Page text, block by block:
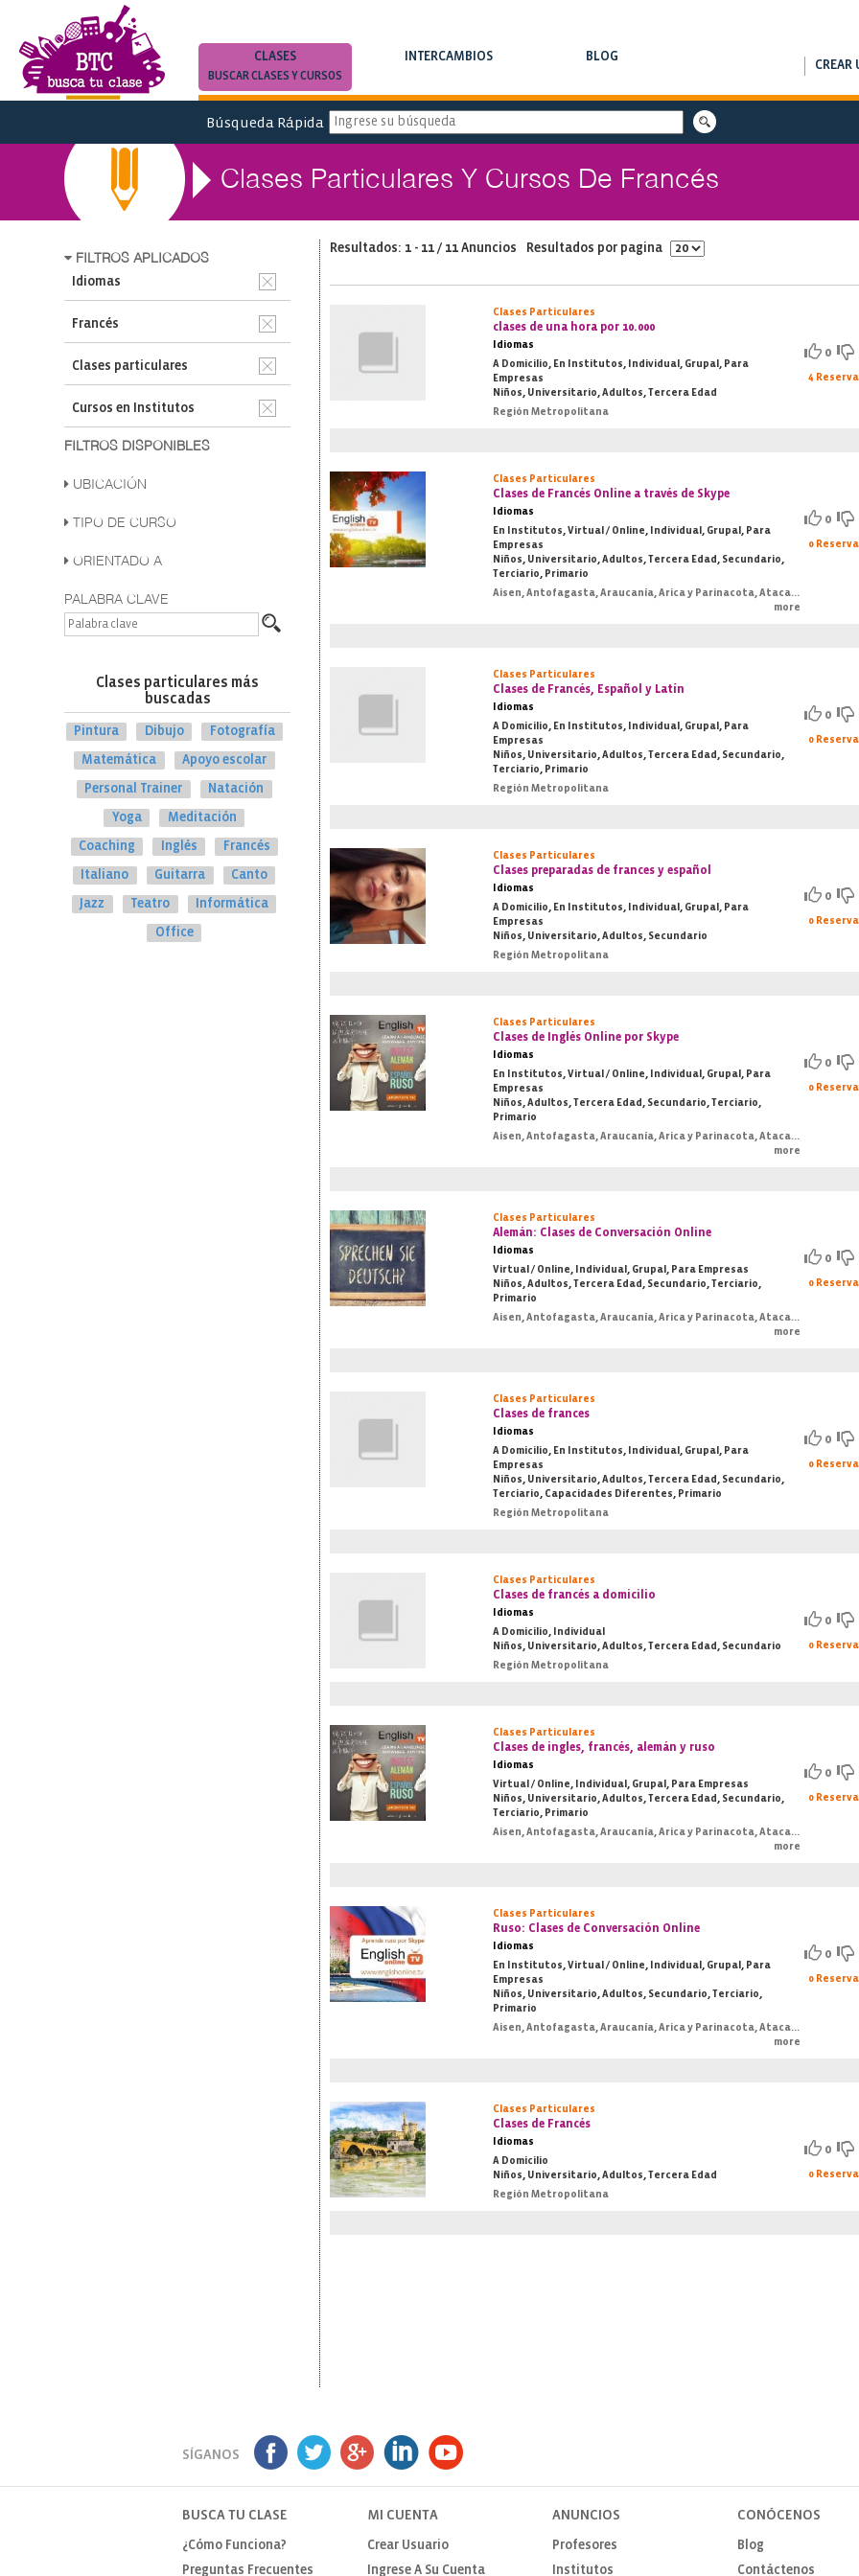
CLASES
BUSCAR CLASES Y CURSOS
INTERCAMBIOS BLOG
CREAR
Búsqueda Rápida
Clases Particulares Y Cursos De Francés
FILTROS APLICADOS
Idiomas
Francés
Clases particulares
Cursos en Institutos
FILTROS DISPONIBLES
UBICACIÓN
TIPO DE CURSO
ORIENTADO A
PALABRA CLAVE
Clases particulares más
buscadas
Pintura Dibujo Fotografía
Matemática Apoyo escolar
Personal Trainer Natación
Yoga Meditación
Coaching Inglés Francés
Italiano Guitarra Canto
Jazz Teatro Informática
Office
Resultados: 1 - 11 / 11 Anuncios Resultados por pagina
Clases Particulares
clases de una hora por 10.000
Idiomas
A Domicilio, En Institutos, Individual, Grupal, Para
Empresas
Niños, Universitario, Adultos, Tercera Edad
Región Metropolitana
0
4
Clases Particulares
Clases de Francés Online a través de Skype
Idiomas
En Institutos, Virtual / Online, Individual, Grupal, Para
Empresas
Niños, Universitario, Adultos, Tercera Edad, Secundario,
Terciario, Primario
Aisen, Antofagasta, Araucanía, Arica y Parinacota, Atacama, Bio-Bio, Coquimbo, O'Higgins, Los Lagos, Los Ríos, Magallanes, Maule, Región Metropolitana, Tarapacá, Valparaiso
more
0
0
Clases Particulares
Clases de Francés, Español y Latín
Idiomas
A Domicilio, En Institutos, Individual, Grupal, Para
Empresas
Niños, Universitario, Adultos, Tercera Edad, Secundario,
Terciario, Primario
Región Metropolitana
0
0
Clases Particulares
Clases preparadas de frances y español
Idiomas
A Domicilio, En Institutos, Individual, Grupal, Para
Empresas
Niños, Universitario, Adultos, Secundario
Región Metropolitana
0
0
Clases Particulares
Clases de Inglés Online por Skype
Idiomas
En Institutos, Virtual / Online, Individual, Grupal, Para
Empresas
Niños, Adultos, Tercera Edad, Secundario, Terciario,
Primario
Aisen, Antofagasta, Araucanía, Arica y Parinacota, Atacama, Bio-Bio, Coquimbo, O'Higgins, Los Lagos, Los Ríos, Magallanes, Maule, Región Metropolitana, Tarapacá, Valparaiso
more
0
0
Clases Particulares
Alemán: Clases de Conversación Online
Idiomas
Virtual / Online, Individual, Grupal, Para Empresas
Niños, Adultos, Tercera Edad, Secundario, Terciario,
Primario
Aisen, Antofagasta, Araucanía, Arica y Parinacota, Atacama, Bio-Bio, Coquimbo, O'Higgins, Los Lagos, Los Ríos, Magallanes, Maule, Región Metropolitana, Tarapacá, Valparaiso
more
0
0
Clases Particulares
Clases de frances
Idiomas
A Domicilio, En Institutos, Individual, Grupal, Para
Empresas
Niños, Universitario, Adultos, Tercera Edad, Secundario,
Terciario, Capacidades Diferentes, Primario
Región Metropolitana
0
0
Clases Particulares
Clases de francés a domicilio
Idiomas
A Domicilio, Individual
Niños, Universitario, Adultos, Tercera Edad, Secundario
Región Metropolitana
0
0
Clases Particulares
Clases de ingles, francés, alemán y ruso
Idiomas
Virtual / Online, Individual, Grupal, Para Empresas
Niños, Universitario, Adultos, Tercera Edad, Secundario,
Terciario, Primario
Aisen, Antofagasta, Araucanía, Arica y Parinacota, Atacama, Bio-Bio, Coquimbo, O'Higgins, Los Lagos, Los Ríos, Magallanes, Maule, Región Metropolitana, Tarapacá, Valparaiso
more
0
0
Clases Particulares
Ruso: Clases de Conversación Online
Idiomas
En Institutos, Virtual / Online, Individual, Grupal, Para
Empresas
Niños, Universitario, Adultos, Secundario, Terciario,
Primario
Aisen, Antofagasta, Araucanía, Arica y Parinacota, Atacama, Bio-Bio, Coquimbo, O'Higgins, Los Lagos, Los Ríos, Magallanes, Maule, Región Metropolitana, Tarapacá, Valparaiso
more
0
0
Clases Particulares
Clases de Francés
Idiomas
A Domicilio
Niños, Universitario, Adultos, Tercera Edad
Región Metropolitana
0
0
SÍGANOS
BUSCA TU CLASE
¿Cómo Funciona?
Preguntas Frecuentes
MI CUENTA
Crear Usuario
Ingrese A Su Cuenta
ANUNCIOS
Profesores
Institutos
CONÓCENOS
Blog
Contáctenos